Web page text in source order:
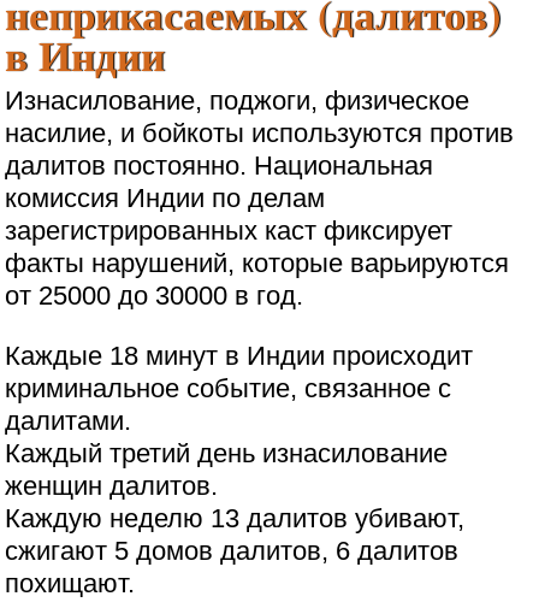
неприкасаемых (далитов)
в Индии
Изнасилование, поджоги, физическое
насилие, и бойкоты используются против
далитов постоянно. Национальная
комиссия Индии по делам
зарегистрированных каст фиксирует
факты нарушений, которые варьируются
от 25000 до 30000 в год.
Каждые 18 минут в Индии происходит
криминальное событие, связанное с
далитами.
Каждый третий день изнасилование
женщин далитов.
Каждую неделю 13 далитов убивают,
сжигают 5 домов далитов, 6 далитов
похищают.